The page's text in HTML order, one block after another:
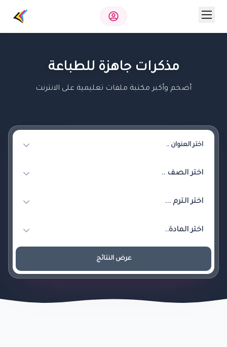
مذكرات جاهزة للطباعة
أضخم وأكبر مكتبة ملفات تعليمية على الانترنت
عرض النتائج